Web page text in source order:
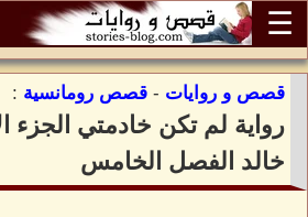
☰
قصص و روايات - قصص رومانسية :
رواية لم تكن خادمتي الجزء
خالد الفصل الخامس